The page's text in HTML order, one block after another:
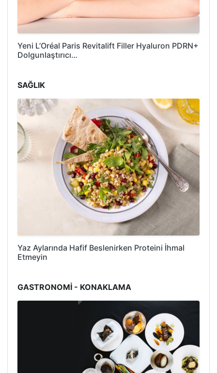
Yeni L’Oréal Paris Revitalift Filler Hyaluron PDRN+
Dolgunlaştırıcı…
SAĞLIK
Yaz Aylarında Hafif Beslenirken Proteini İhmal
Etmeyin
GASTRONOMİ - KONAKLAMA